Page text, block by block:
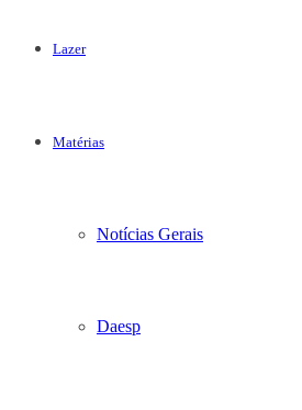
Lazer
Matérias
Notícias Gerais
Daesp